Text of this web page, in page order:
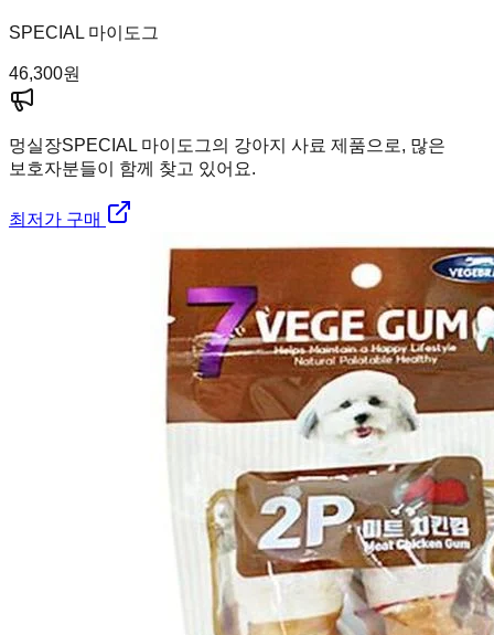
SPECIAL 마이도그
46,300원
멍실장SPECIAL 마이도그의 강아지 사료 제품으로, 많은
보호자분들이 함께 찾고 있어요.
최저가 구매